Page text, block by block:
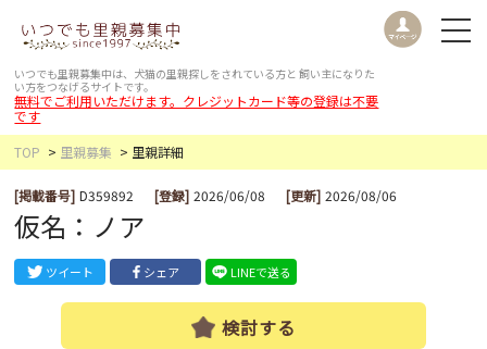
いつでも里親募集中は、犬猫の里親探しをされている方と 飼い主になりた
い方をつなげるサイトです。
無料でご利用いただけます。クレジットカード等の登録は不要
です
TOP
里親募集 里親詳細
[掲載番号] D359892 [登録] 2026/06/08 [更新] 2026/08/06
仮名：ノア
ツイート シェア LINEで送る
検討する